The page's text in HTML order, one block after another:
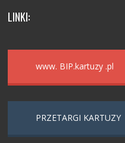
LINKI:
www. BIP.kartuzy .pl
PRZETARGI KARTUZY